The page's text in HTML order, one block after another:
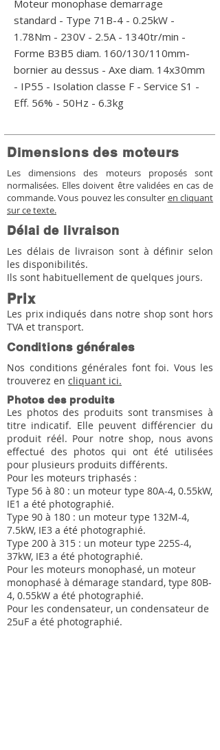
Moteur monophase demarrage
standard - Type 71B-4 - 0.25kW -
1.78Nm - 230V - 2.5A - 1340tr/min -
Forme B3B5 diam. 160/130/110mm-
bornier au dessus - Axe diam. 14x30mm
- IP55 - Isolation classe F - Service S1 -
Eff. 56% - 50Hz - 6.3kg
Dimensions des moteurs
Les dimensions des moteurs proposés sont
normalisées. Elles doivent être validées en cas de
commande. Vous pouvez les consulter en cliquant
sur ce texte.
Délai de livraison
Les délais de livraison sont à définir selon
les disponibilités.
Ils sont habituellement de quelques jours.
Prix
Les prix indiqués dans notre shop sont hors
TVA et transport.
Conditions générales
Nos conditions générales font foi. Vous les
trouverez en cliquant ici.
Photos des produits
Les photos des produits sont transmises à
titre indicatif. Elle peuvent différencier du
produit réél. Pour notre shop, nous avons
effectué des photos qui ont été utilisées
pour plusieurs produits différents.
Pour les moteurs triphasés :
Type 56 à 80 : un moteur type 80A-4, 0.55kW,
IE1 a été photographié.
Type 90 à 180 : un moteur type 132M-4,
7.5kW, IE3 a été photographié.
Type 200 à 315 : un moteur type 225S-4,
37kW, IE3 a été photographié.
Pour les moteurs monophasé, un moteur
monophasé à démarage standard, type 80B-
4, 0.55kW a été photographié.
Pour les condensateur, un condensateur de
25uF a été photographié.